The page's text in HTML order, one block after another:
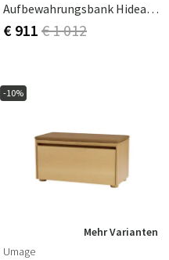
Aufbewahrungsbank Hideaway Eiche – Shadow
€ 911 € 1 012
-10%
Mehr Varianten
Umage